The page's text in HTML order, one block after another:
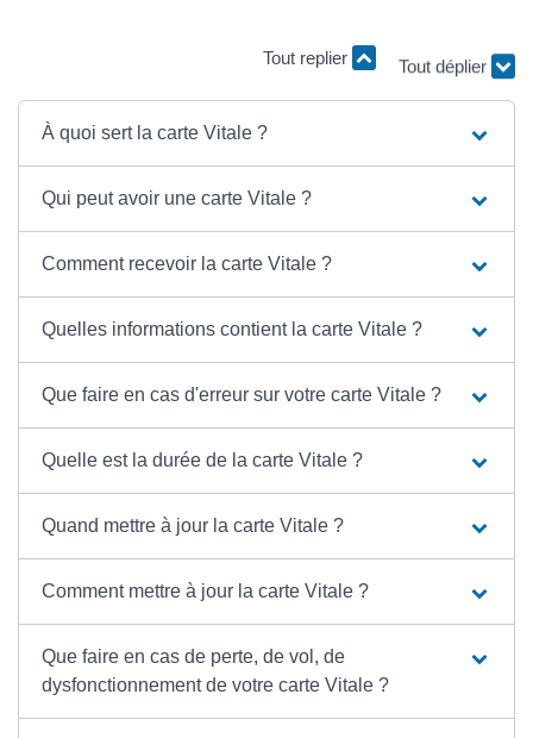
Tout replier
Tout déplier
À quoi sert la carte Vitale ?
Qui peut avoir une carte Vitale ?
Comment recevoir la carte Vitale ?
Quelles informations contient la carte Vitale ?
Que faire en cas d'erreur sur votre carte Vitale ?
Quelle est la durée de la carte Vitale ?
Quand mettre à jour la carte Vitale ?
Comment mettre à jour la carte Vitale ?
Que faire en cas de perte, de vol, de
dysfonctionnement de votre carte Vitale ?